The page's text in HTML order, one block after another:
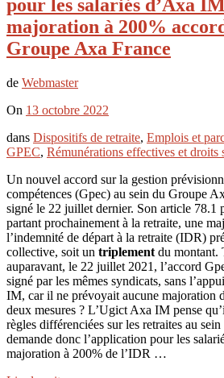
pour les salariés d’Axa
majoration à 200%
Groupe Axa France
de Webmaster
On 13 octobre 2022
dans Dispositifs de retraite, Emplois et
GPEC, Rémunérations effectives et droits
Un nouvel accord sur la gestion
compétences (Gpec) au sein du Groupe
signé le 22 juillet dernier. Son article 78.1
partant prochainement à la retraite, une
l’indemnité de départ à la retraite (IDR)
collective, soit un triplement du montant.
auparavant, le 22 juillet 2021, l’accord
signé par les mêmes syndicats, sans
IM, car il ne prévoyait aucune majoration
deux mesures ? L’Ugict Axa IM pense
règles différenciées sur les retraites au
demande donc l’application pour les
majoration à 200% de l’IDR …